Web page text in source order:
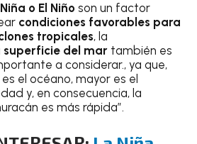
o El Niño son un factor
condiciones favorables para
tropicales, la
del mar también es
a considerar., ya que,
el océano, mayor es el
y, en consecuencia, la
es más rápida”.